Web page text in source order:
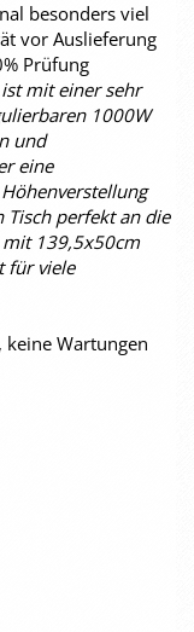
besonders viel
vor Auslieferung
Prüfung
mit einer sehr
1000W
und
eine
perfekt an die
mit 139,5x50cm
für viele
Wartungen